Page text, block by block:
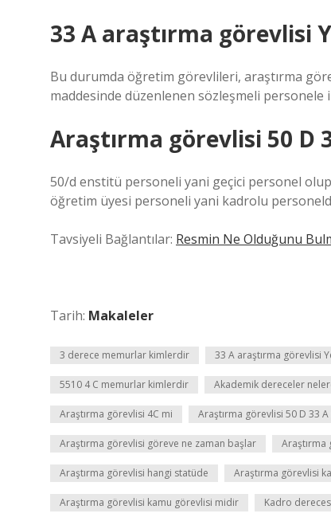
33 A araştırma görevlisi
Bu durumda öğretim görevlileri, araştırma
maddesinde düzenlenen sözleşmeli
Araştırma görevlisi 50 D
50/d enstitü personeli yani geçici personel
öğretim üyesi personeli yani kadrolu
Tavsiyeli Bağlantılar: Resmin Ne Olduğunu
Tarih: Makaleler
3 derece memurlar kimlerdir 33 A araştırma görevlisi
5510 4 C memurlar kimlerdir Akademik dereceler
Araştırma görevlisi 4C mi Araştırma görevlisi 50 D 33
Araştırma görevlisi göreve ne zaman başlar Araştırma
Araştırma görevlisi hangi statüde Araştırma görevlisi
Araştırma görevlisi kamu görevlisi midir Kadro